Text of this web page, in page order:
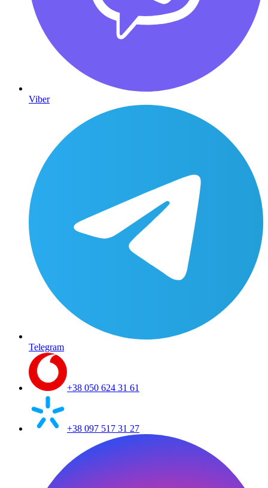
Viber
Telegram
+38 050 624 31 61
+38 097 517 31 27